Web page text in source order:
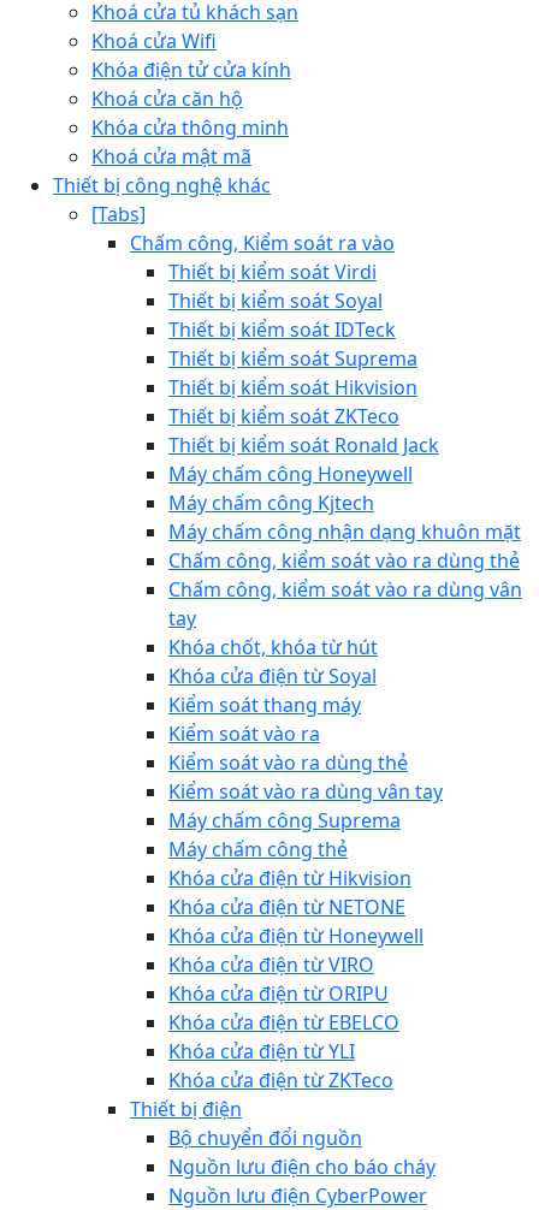
Khoá cửa tủ khách sạn
Khoá cửa Wifi
Khóa điện tử cửa kính
Khoá cửa căn hộ
Khóa cửa thông minh
Khoá cửa mật mã
Thiết bị công nghệ khác
[Tabs]
Chấm công, Kiểm soát ra vào
Thiết bị kiểm soát Virdi
Thiết bị kiểm soát Soyal
Thiết bị kiểm soát IDTeck
Thiết bị kiểm soát Suprema
Thiết bị kiểm soát Hikvision
Thiết bị kiểm soát ZKTeco
Thiết bị kiểm soát Ronald Jack
Máy chấm công Honeywell
Máy chấm công Kjtech
Máy chấm công nhận dạng khuôn mặt
Chấm công, kiểm soát vào ra dùng thẻ
Chấm công, kiểm soát vào ra dùng vân
tay
Khóa chốt, khóa từ hút
Khóa cửa điện từ Soyal
Kiểm soát thang máy
Kiểm soát vào ra
Kiểm soát vào ra dùng thẻ
Kiểm soát vào ra dùng vân tay
Máy chấm công Suprema
Máy chấm công thẻ
Khóa cửa điện từ Hikvision
Khóa cửa điện từ NETONE
Khóa cửa điện từ Honeywell
Khóa cửa điện từ VIRO
Khóa cửa điện từ ORIPU
Khóa cửa điện từ EBELCO
Khóa cửa điện từ YLI
Khóa cửa điện từ ZKTeco
Thiết bị điện
Bộ chuyển đổi nguồn
Nguồn lưu điện cho báo cháy
Nguồn lưu điện CyberPower